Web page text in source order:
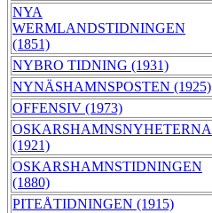
NYA
WERMLANDSTIDNINGEN
(1851)
NYBRO TIDNING (1931)
NYNÄSHAMNSPOSTEN (1925)
OFFENSIV (1973)
OSKARSHAMNSNYHETERNA
(1921)
OSKARSHAMNSTIDNINGEN
(1880)
PITEÅTIDNINGEN (1915)